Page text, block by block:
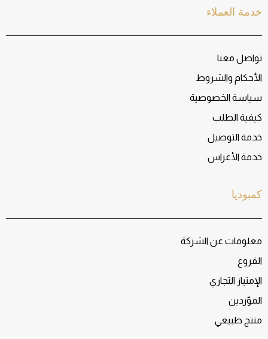
كمبوديا
معلومات عن الشركة
الفروع
الإمتياز التجاري
الموّردين
منتج طبيعي
خدمة العملاء
تواصل معنا
الأحكام والشروط
سياسة الخصوصية
كيفية الطلب
خدمة التوصيل
خدمة الأعراس